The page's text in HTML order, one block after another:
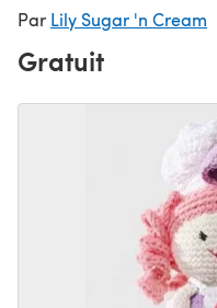
Par Lily Sugar 'n Cream
Gratuit